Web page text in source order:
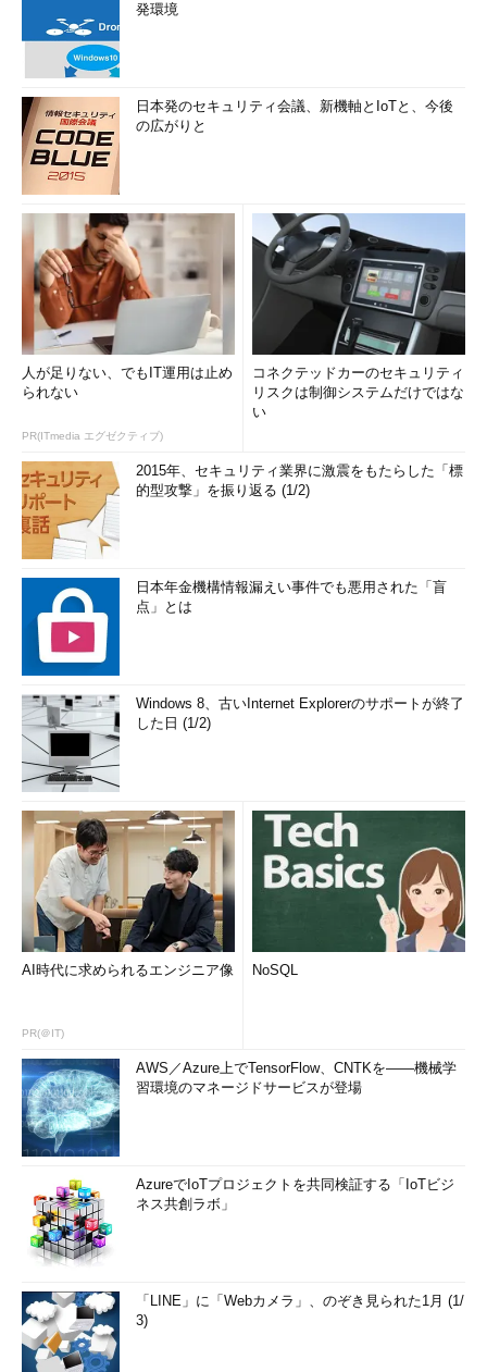
発環境
日本発のセキュリティ会議、新機軸とIoTと、今後
の広がりと
人が足りない、でもIT運用は止め
られない
PR(ITmedia エグゼクティブ)
コネクテッドカーのセキュリティ
リスクは制御システムだけではな
い
2015年、セキュリティ業界に激震をもたらした「標
的型攻撃」を振り返る (1/2)
日本年金機構情報漏えい事件でも悪用された「盲
点」とは
Windows 8、古いInternet Explorerのサポートが終了
した日 (1/2)
AI時代に求められるエンジニア像
PR(＠IT)
NoSQL
AWS／Azure上でTensorFlow、CNTKを――機械学
習環境のマネージドサービスが登場
AzureでIoTプロジェクトを共同検証する「IoTビジ
ネス共創ラボ」
「LINE」に「Webカメラ」、のぞき見られた1月 (1/
3)